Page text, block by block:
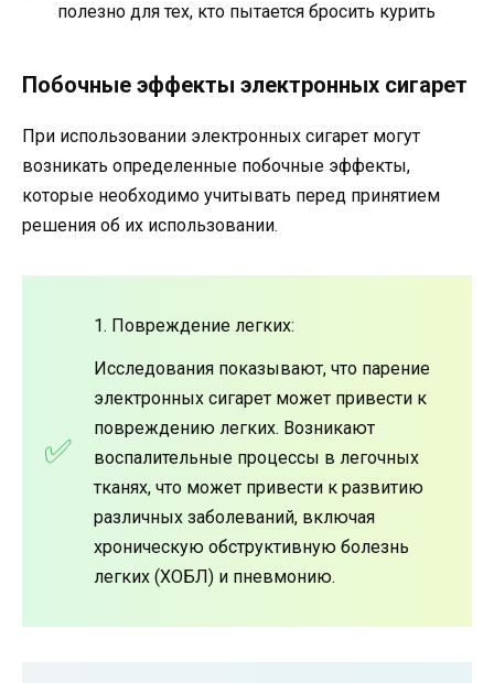
полезно для тех, кто пытается бросить курить
Побочные эффекты электронных сигарет
При использовании электронных сигарет могут
возникать определенные побочные эффекты,
которые необходимо учитывать перед принятием
решения об их использовании.
1. Повреждение легких:
Исследования показывают, что парение
электронных сигарет может привести к
повреждению легких. Возникают
воспалительные процессы в легочных
тканях, что может привести к развитию
различных заболеваний, включая
хроническую обструктивную болезнь
легких (ХОБЛ) и пневмонию.